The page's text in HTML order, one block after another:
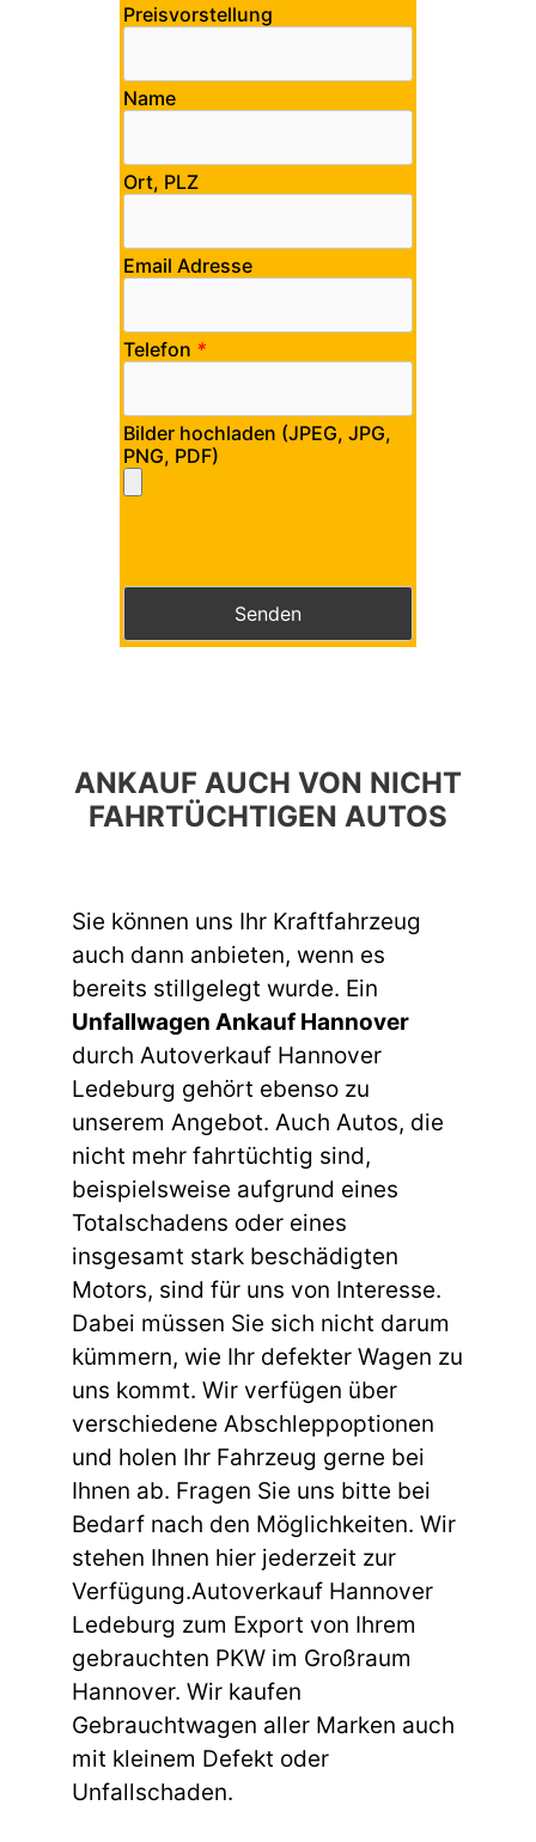
Preisvorstellung
Name
Ort, PLZ
Email Adresse
Telefon *
Bilder hochladen (JPEG, JPG,
PNG, PDF)
Bitte lasse dieses Feld leer.
ANKAUF AUCH VON NICHT
FAHRTÜCHTIGEN AUTOS
Sie können uns Ihr Kraftfahrzeug
auch dann anbieten, wenn es
bereits stillgelegt wurde. Ein
Unfallwagen Ankauf Hannover
durch Autoverkauf Hannover
Ledeburg gehört ebenso zu
unserem Angebot. Auch Autos, die
nicht mehr fahrtüchtig sind,
beispielsweise aufgrund eines
Totalschadens oder eines
insgesamt stark beschädigten
Motors, sind für uns von Interesse.
Dabei müssen Sie sich nicht darum
kümmern, wie Ihr defekter Wagen zu
uns kommt. Wir verfügen über
verschiedene Abschleppoptionen
und holen Ihr Fahrzeug gerne bei
Ihnen ab. Fragen Sie uns bitte bei
Bedarf nach den Möglichkeiten. Wir
stehen Ihnen hier jederzeit zur
Verfügung.Autoverkauf Hannover
Ledeburg zum Export von Ihrem
gebrauchten PKW im Großraum
Hannover. Wir kaufen
Gebrauchtwagen aller Marken auch
mit kleinem Defekt oder
Unfallschaden.